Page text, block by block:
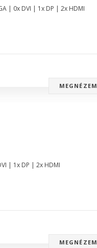
| 0x DVI | 1x DP | 2x HDMI
MEGNÉZEM
| 1x DP | 2x HDMI
MEGNÉZEM